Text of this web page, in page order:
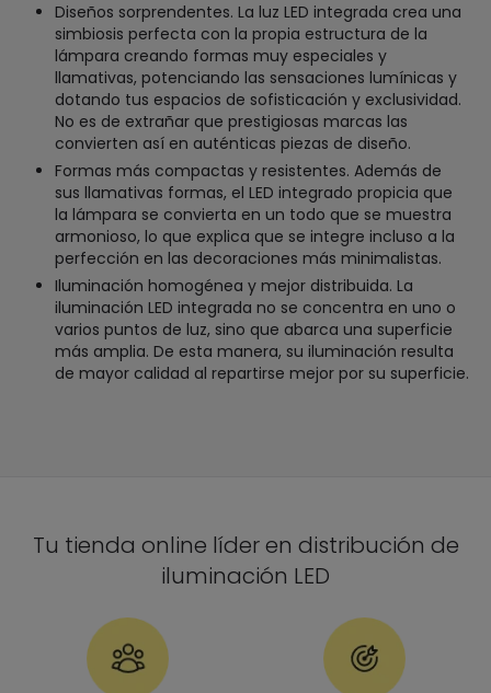
Diseños sorprendentes. La luz LED integrada crea una
simbiosis perfecta con la propia estructura de la
lámpara creando formas muy especiales y
llamativas, potenciando las sensaciones lumínicas y
dotando tus espacios de sofisticación y exclusividad.
No es de extrañar que prestigiosas marcas las
convierten así en auténticas piezas de diseño.
Formas más compactas y resistentes. Además de
sus llamativas formas, el LED integrado propicia que
la lámpara se convierta en un todo que se muestra
armonioso, lo que explica que se integre incluso a la
perfección en las decoraciones más minimalistas.
Iluminación homogénea y mejor distribuida. La
iluminación LED integrada no se concentra en uno o
varios puntos de luz, sino que abarca una superficie
más amplia. De esta manera, su iluminación resulta
de mayor calidad al repartirse mejor por su superficie.
Tu tienda online líder en distribución de
iluminación LED